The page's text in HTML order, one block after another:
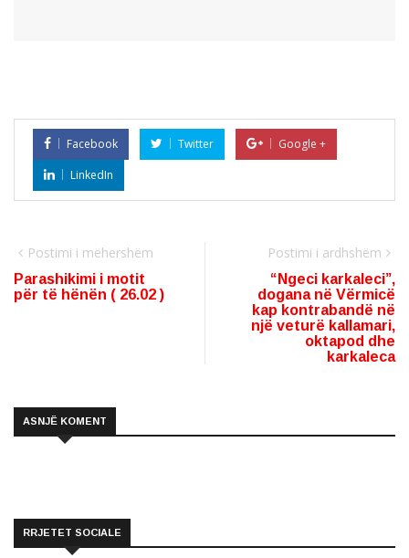
Facebook Twitter
Google +
LinkedIn
Postimi i mëhershëm
Parashikimi i motit
për të hënën ( 26.02 )
Postimi i ardhshëm
“Ngeci karkaleci”,
dogana në Vërmicë
kap kontrabandë në
një veturë kallamari,
oktapod dhe
karkaleca
ASNJË KOMENT
RRJETET SOCIALE